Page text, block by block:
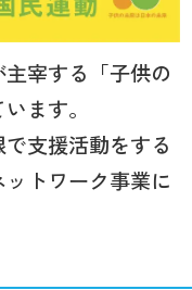
宰する「子供の
ます。
支援活動をする
トワーク事業に